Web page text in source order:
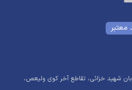
شهید خزائی، تقاطع آخر کوی ولیعص،